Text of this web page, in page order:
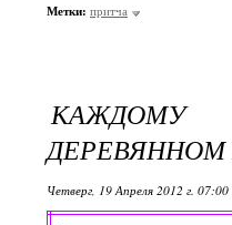
Метки: притча
КАЖДОМУ
ДЕРЕВЯННОМ
Четверг, 19 Апреля 2012 г. 07:00